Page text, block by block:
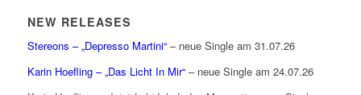
NEW RELEASES
Stereons – „Depresso Martini“– neue Single am 31.07.26
Karin Hoefling – „Das Licht In Mir“– neue Single am 24.07.26